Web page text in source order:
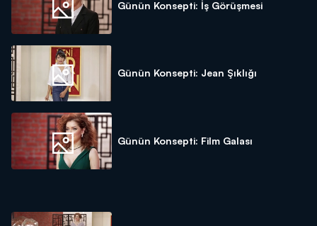
Günün Konsepti: İş Görüşmesi
Günün Konsepti: Jean Şıklığı
Günün Konsepti: Film Galası